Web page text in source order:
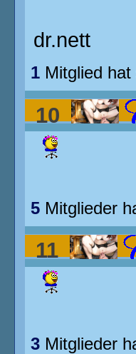
dr.nett
1 Mitglied
10
Blackman in weisser
5 Mitglieder
11
Blackman in weisser
3 Mitglieder